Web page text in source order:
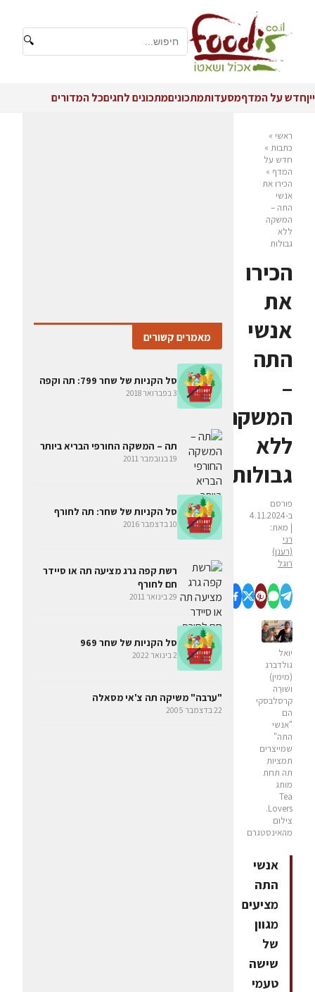
🔍
ייןחדש על המדףמסעדותמתכוניםמתכונים לחגיםכל המדורים
ראשי »
כתבות »
חדש על
המדף »
הכירו את
אנשי
התה –
המשקה
ללא
גבולות
הכירו
את
אנשי
התה
–
המשקה
ללא
גבולות
פורסם
ב-4.11.2024
| מאת:
רני
(רענן)
רוגל
יואל
גולדברג
(מימין)
ושׁוּרַה
קרסלבסקי
הם
"אנשי
התה"
שמייצרים
תמציות
תה תחת
מותג
Tea
Lovers.
צילום
מהאינסטגרם
אנשי
התה
מציעים
מגוון
של
שישה
טעמי
מאמרים קשורים
סל הקניות של שחר 799: תה וקפה
3 בפברואר 2018
תה – המשקה החורפי הבריא ביותר
19 בנובמבר 2011
סל הקניות של שחר: תה לחורף
10 בדצמבר 2016
רשת קפה גרג מציעה תה או סיידר
חם לחורף
29 בינואר 2011
סל הקניות של שחר 969
2 בינואר 2022
"ערבה" משיקה תה צ'אי מסאלה
22 בדצמבר 2005